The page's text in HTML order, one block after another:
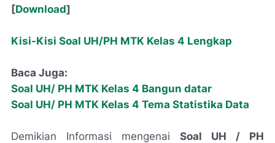
[Download]
Kisi-Kisi Soal UH/PH MTK Kelas 4 Lengkap
Baca Juga:
Soal UH/ PH MTK Kelas 4 Bangun datar
Soal UH/ PH MTK Kelas 4 Tema Statistika Data
Demikian Informasi mengenai Soal UH / PH